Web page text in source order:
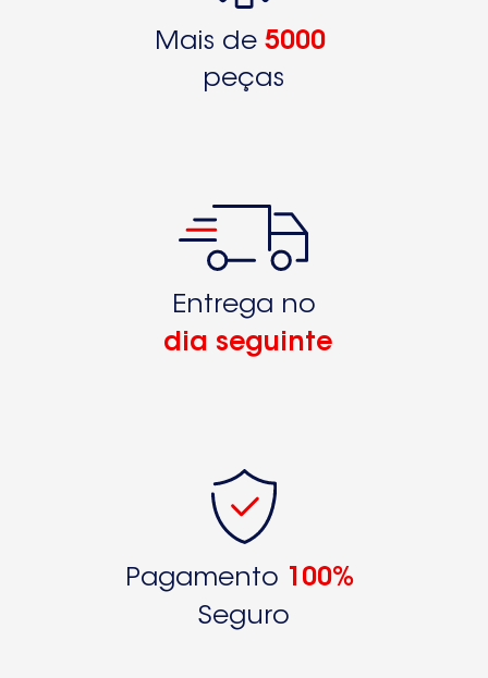
Mais de 5000
peças
Entrega no
dia seguinte
Pagamento 100%
Seguro